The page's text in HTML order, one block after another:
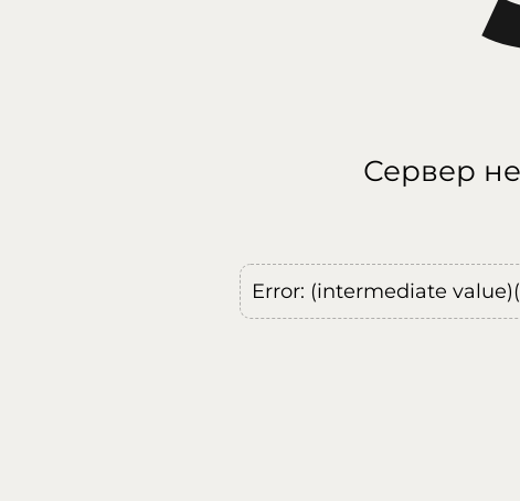
Сервер
Error: (intermediate